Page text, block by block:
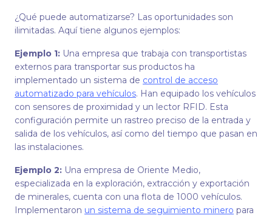
¿Qué puede automatizarse? Las oportunidades son
ilimitadas. Aquí tiene algunos ejemplos:
Ejemplo 1: Una empresa que trabaja con transportistas
externos para transportar sus productos ha
implementado un sistema de control de acceso
automatizado para vehículos. Han equipado los vehículos
con sensores de proximidad y un lector RFID. Esta
configuración permite un rastreo preciso de la entrada y
salida de los vehículos, así como del tiempo que pasan en
las instalaciones.
Ejemplo 2: Una empresa de Oriente Medio,
especializada en la exploración, extracción y exportación
de minerales, cuenta con una flota de 1000 vehículos.
Implementaron un sistema de seguimiento minero para